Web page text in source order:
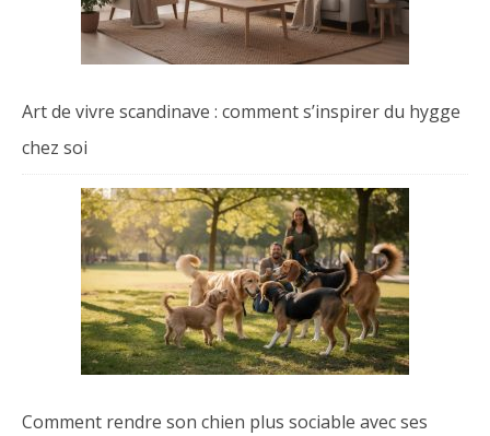
Art de vivre scandinave : comment s’inspirer du hygge
chez soi
Comment rendre son chien plus sociable avec ses